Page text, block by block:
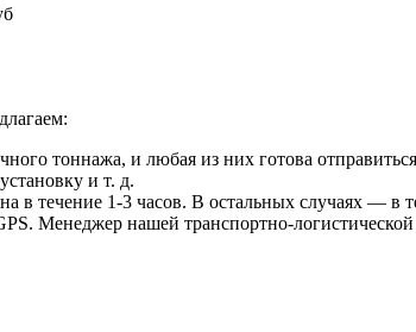
тоннажа, и любая из них готова
и т. д.
в течение 1-3 часов. В остальных случаях — в
Менеджер нашей транспортно-